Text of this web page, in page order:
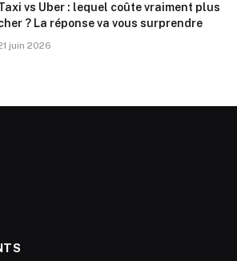
vs Uber : lequel coûte vraiment plus
? La réponse va vous surprendre
juin 2026